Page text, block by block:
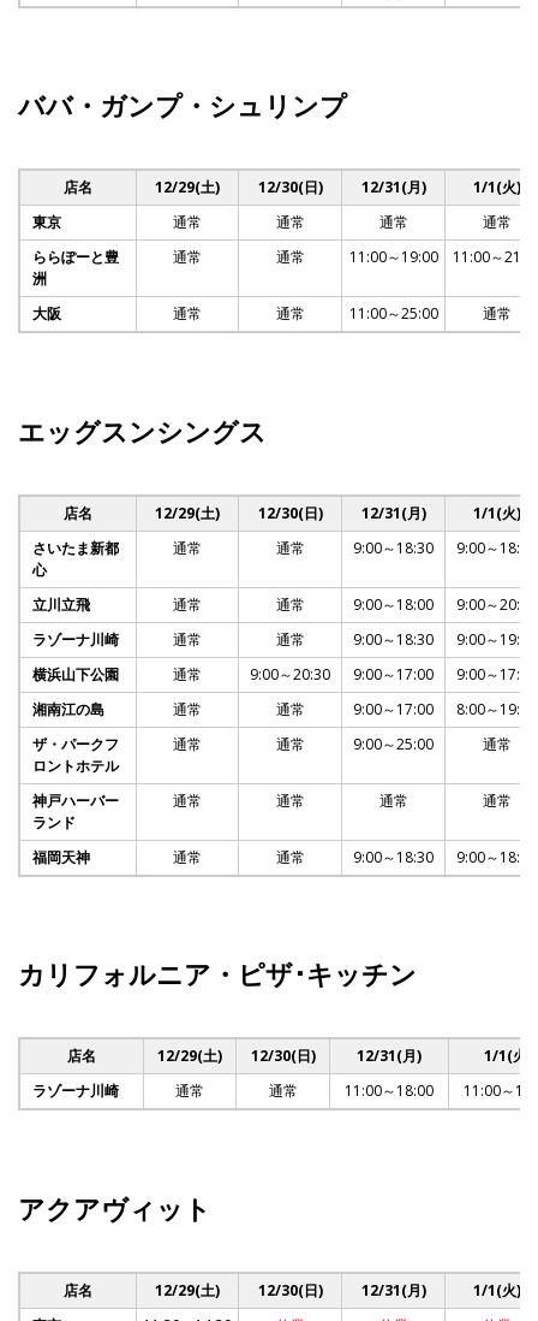
ババ・ガンプ・シュリンプ
店名 12/29(土) 12/30(日) 12/31(月)
1/1(火)
東京
通常 通常 通常
通常
ららぽーと豊
洲
通常 通常 11:00～19:00 11:00～
大阪 通常 通常 11:00～25:00 通常
エッグスンシングス
店名 12/29(土) 12/30(日) 12/31(月)
1/1(火)
さいたま新都
心
通常 通常 9:00～18:30 9:00～18:30
立川立飛 通常 通常 9:00～18:00
9:00～20:00
ラゾーナ川崎
通常 通常 9:00～18:30
9:00～19:30
横浜山下公園
通常 9:00～20:30 9:00～17:00
9:00～17:00
湘南江の島
通常 通常 9:00～17:00
8:00～19:30
ザ・パークフ
ロントホテル
通常 通常 9:00～25:00 通常
神戸ハーバー
ランド
通常 通常 通常 通常
福岡天神 通常 通常 9:00～18:30 9:00～18:30
カリフォルニア・ピザ･キッチン
店名 12/29(土) 12/30(日) 12/31(月)
1/1(火)
ラゾーナ川崎
通常 通常 11:00～18:00 11:00～
アクアヴィット
店名 12/29(土) 12/30(日) 12/31(月)
1/1(火)